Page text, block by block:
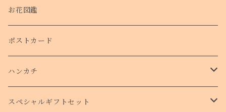
お花図鑑
ポストカード
ハンカチ
タオルハンカチ
スペシャルギフトセット